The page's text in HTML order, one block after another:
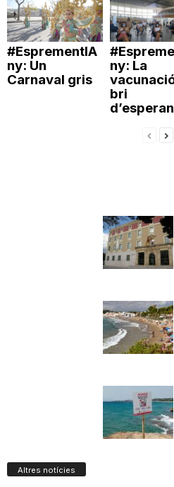
a
r
#EsprementlA
ny: Un
Carnaval gris
ny: La
bri
Altres notícies